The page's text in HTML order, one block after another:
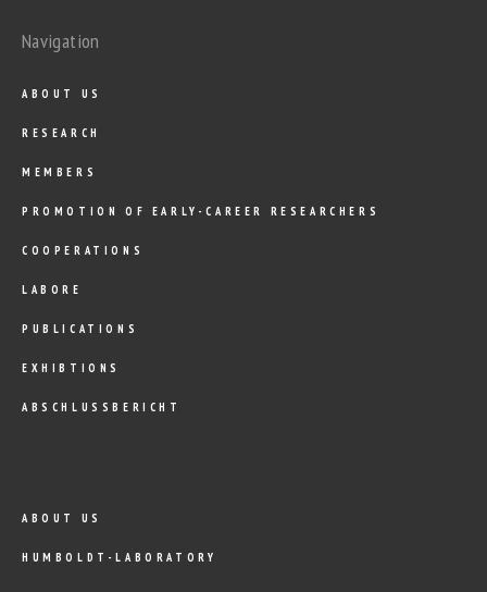
Navigation
ABOUT US
RESEARCH
MEMBERS
PROMOTION OF EARLY-CAREER RESEARCHERS
COOPERATIONS
LABORE
PUBLICATIONS
EXHIBTIONS
ABSCHLUSSBERICHT
ABOUT US
HUMBOLDT-LABORATORY